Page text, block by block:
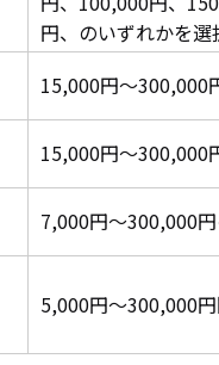
円、のいずれかを選
15,000円～300,000
15,000円～300,000
7,000円～300,000
5,000円～300,000